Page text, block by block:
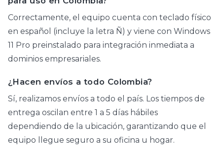
Correctamente, el equipo cuenta con teclado físico
en español (incluye la letra Ñ) y viene con Windows
11 Pro preinstalado para integración inmediata a
dominios empresariales.
¿Hacen envíos a todo Colombia?
Sí, realizamos envíos a todo el país. Los tiempos de
entrega oscilan entre 1 a 5 días hábiles
dependiendo de la ubicación, garantizando que el
equipo llegue seguro a su oficina u hogar.